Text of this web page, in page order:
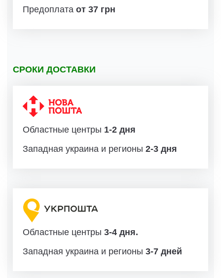
Предоплата от 37 грн
СРОКИ ДОСТАВКИ
Областные центры 1-2 дня
Западная украина и регионы 2-3 дня
Областные центры 3-4 дня.
Западная украина и регионы 3-7 дней